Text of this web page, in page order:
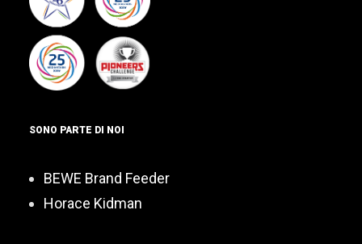
SONO PARTE DI NOI
BEWE Brand Feeder
Horace Kidman